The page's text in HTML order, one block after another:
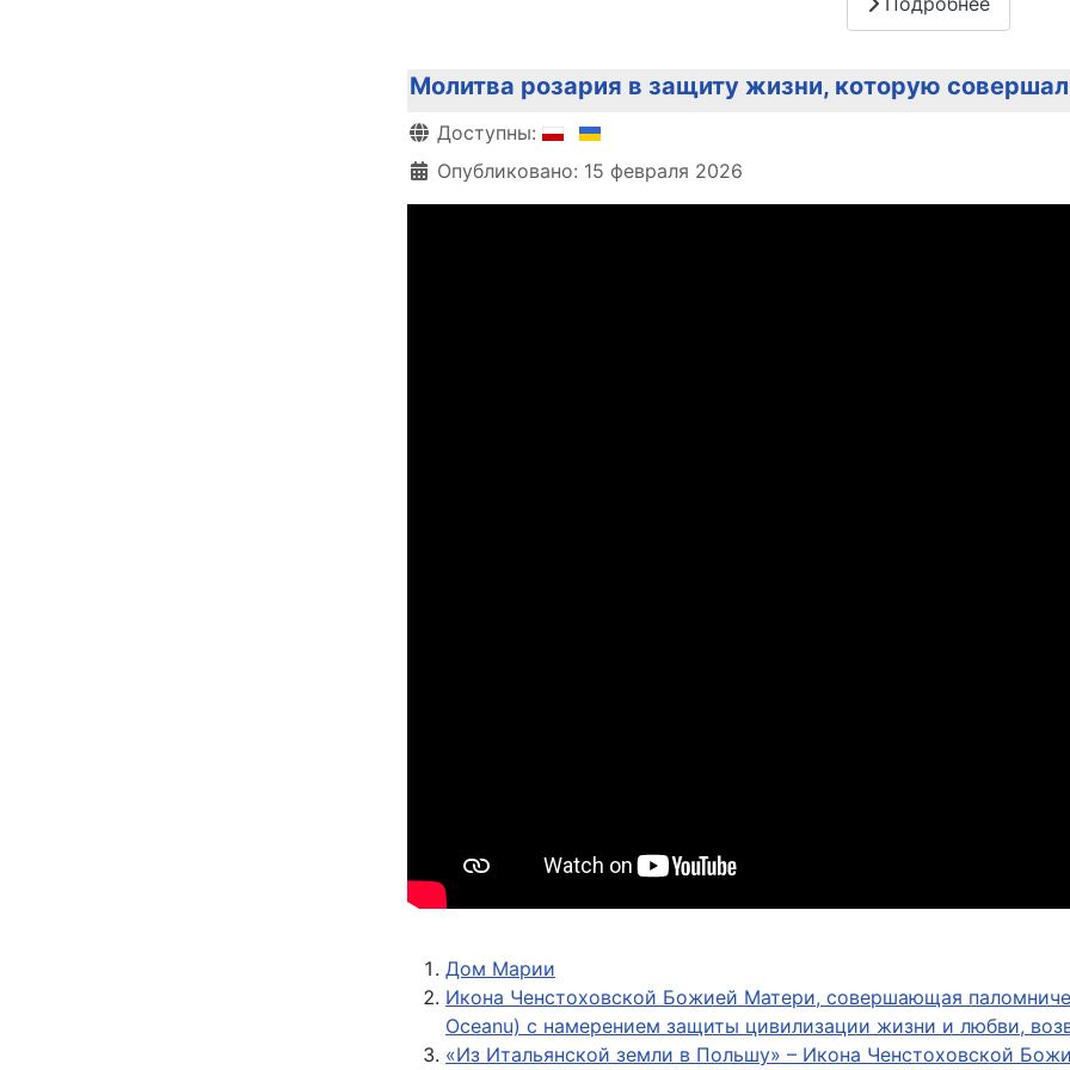
Молитва розария в защиту жизни, которую
Информация о материале
Доступны:
Опубликовано: 15 февраля 2026
Дом Марии
Икона Ченстоховской Божией Матери, совершающая
Oceanu) с намерением защиты цивилизации жизни и любви,
«Из Итальянской земли в Польшу» – Икона Ченстоховской